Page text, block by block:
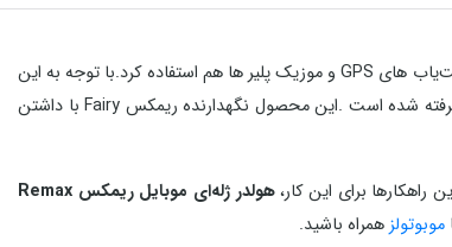
هولدر ژله ای موبایل ریمکس Remax Fairy کاربرد بسیاری داشته و نه‌ تنها برای گوشی موبایل استفاده می شوند بلکه می‌توان از آن‌ها برای نگهداری دستگاه های موقعیت‌یاب های GPS و موزیک پلیر ها هم استفاده کرد.با توجه به این
مسئله که استفاده از تلفن‌های همراه برای رانندگان هنگام رانندگی جریمه و علاوه بر آن خطر ناک محسوب می شود ، این مسئله از توجه بیشتری برای این کار در نظر گرفته شده است .این محصول نگهدارنده ریمکس Fairy با داشتن
برای این کار،
هولدر ژله‌ای موبایل ریمکس Remax
موبوتولزهمراه باشید.